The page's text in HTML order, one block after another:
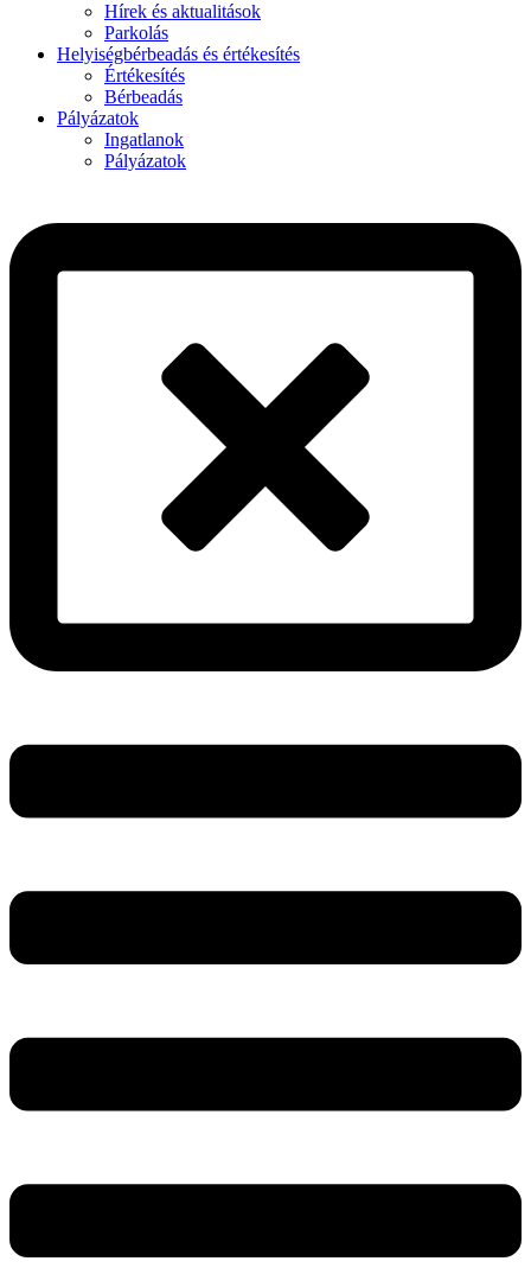
Hírek és aktualitások
Parkolás
Helyiségbérbeadás és értékesítés
Értékesítés
Bérbeadás
Pályázatok
Ingatlanok
Pályázatok
Menu